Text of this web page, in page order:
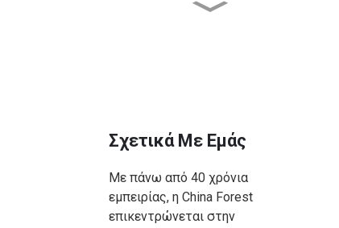
PANDAFOREST Film Faced
Κόντρα πλακέ Sapele |
Ξύλινη σανίδα από
Σχετικά Με Εμάς
Με πάνω από 40 χρόνια
εμπειρίας, η China Forest
επικεντρώνεται στην